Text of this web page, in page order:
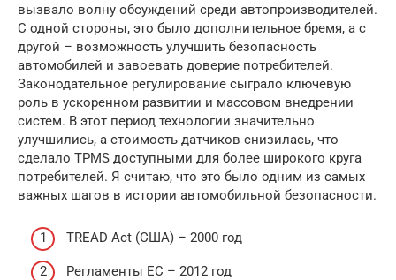
вызвало волну обсуждений среди автопроизводителей.
С одной стороны, это было дополнительное бремя, а с
другой – возможность улучшить безопасность
автомобилей и завоевать доверие потребителей.
Законодательное регулирование сыграло ключевую
роль в ускоренном развитии и массовом внедрении
систем. В этот период технологии значительно
улучшились, а стоимость датчиков снизилась, что
сделало TPMS доступными для более широкого круга
потребителей. Я считаю, что это было одним из самых
важных шагов в истории автомобильной безопасности.
TREAD Act (США) – 2000 год
Регламенты ЕС – 2012 год